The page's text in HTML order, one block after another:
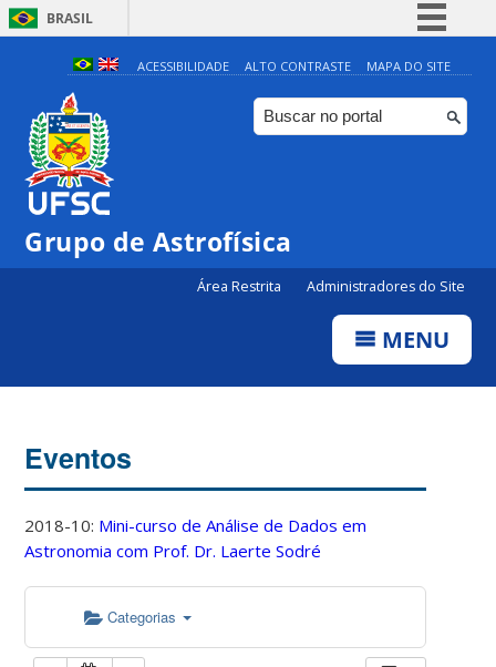
BRASIL
Simplifique!
Comunica BR
Participe
ACESSIBILIDADE ALTO CONTRASTE MAPA DO SITE
Grupo de Astrofísica
Área Restrita Administradores do Site
MENU
Eventos
2018-10: Mini-curso de Análise de Dados em
Astronomia com Prof. Dr. Laerte Sodré
Categorias
4:00
5:00